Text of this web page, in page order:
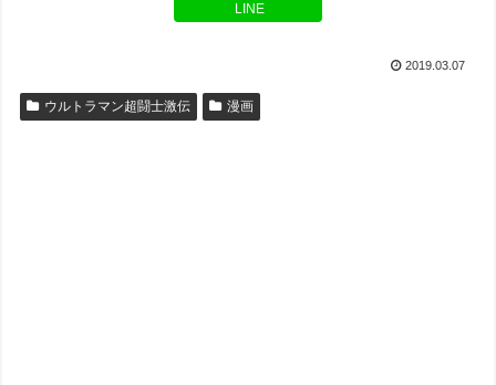
LINE
2019.03.07
ウルトラマン超闘士激伝 漫画